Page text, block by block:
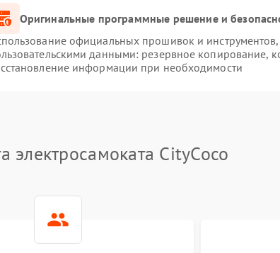
Оригинальные программные решение и
официальных прошивок и инструментов,
данными: резервное копирование,
информации при необходимости
электросамоката CityCoco